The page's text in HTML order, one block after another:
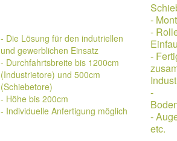
- Die Lösung für den indutriellen
und gewerblichen Einsatz
- Durchfahrtsbreite bis 1200cm
(Industrietore) und 500cm
(Schiebetore)
- Höhe bis 200cm
- Individuelle Anfertigung möglich
-
-
-
-
-
etc.